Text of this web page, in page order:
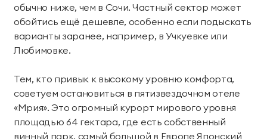
обычно ниже, чем в Сочи. Частный сектор может
обойтись ещё дешевле, особенно если подыскать
варианты заранее, например, в Учкуевке или
Любимовке.
Тем, кто привык к высокому уровню комфорта,
советуем остановиться в пятизвездочном отеле
«Мрия». Это огромный курорт мирового уровня
площадью 64 гектара, где есть собственный
винный парк, самый большой в Европе Японский